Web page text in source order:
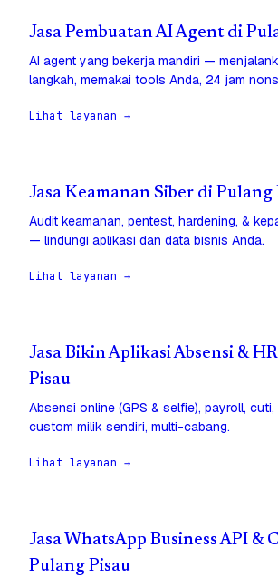
Jasa Pembuatan AI Agent di
AI agent yang bekerja mandiri —
langkah, memakai tools Anda, 24 jam
Lihat layanan →
Jasa Keamanan Siber di Pulang
Audit keamanan, pentest, hardening, &
— lindungi aplikasi dan data bisnis Anda.
Lihat layanan →
Jasa Bikin Aplikasi Absensi &
Pisau
Absensi online (GPS & selfie), payroll,
custom milik sendiri, multi-cabang.
Lihat layanan →
Jasa WhatsApp Business API &
Pulang Pisau